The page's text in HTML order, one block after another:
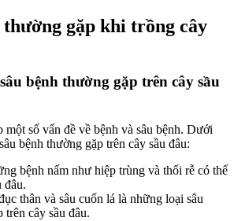
thường gặp khi trồng cây
bệnh thường gặp trên cây sầu
một số vấn đề về bệnh và sâu bệnh. Dưới
bệnh thường gặp trên cây sầu đâu:
bệnh nấm như hiệp trùng và thối rễ có thể
đâu.
thân và sâu cuốn lá là những loại sâu
trên cây sầu đâu.